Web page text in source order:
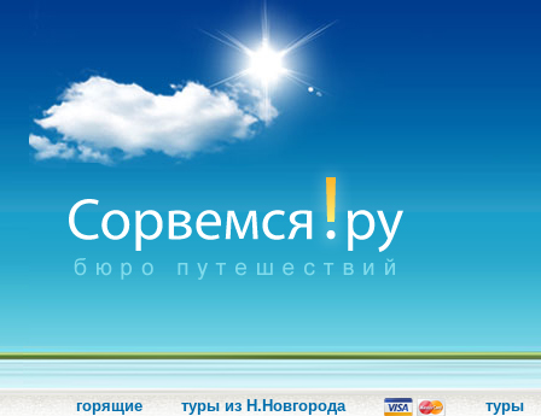
горящие туры из Н.Новгорода туры